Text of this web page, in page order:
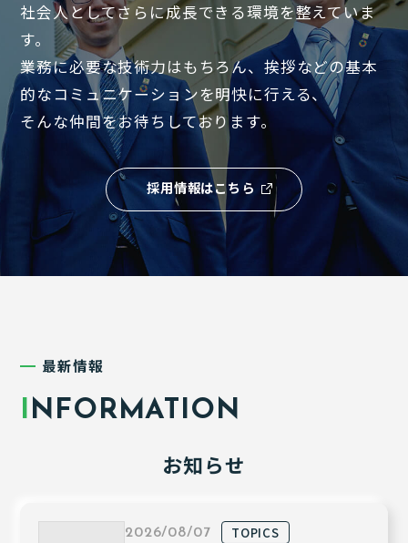
社会人としてさらに成長できる環境を整えていま
す。
業務に必要な技術力はもちろん、挨拶などの基本
的なコミュニケーションを明快に行える、
そんな仲間をお待ちしております。
採用情報はこちら
最新情報
INFORMATION
お知らせ
2026/08/07 TOPICS